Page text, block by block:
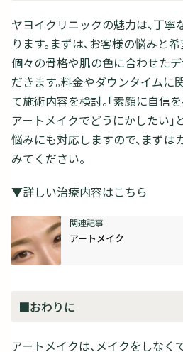
ヤヨイクリニックの魅力は、丁
ります。まずは、お客様の悩みと
個々の骨格や肌の色に合わせた
だきます。料金やダウンタイムに
て施術内容を検討。「素顔に自信
アートメイクでどうにかしたい
悩みにも対応しますので、まずは
みてください。
▼詳しい治療内容はこちら
アートメイク
■おわりに
アートメイクは、メイクをしなく